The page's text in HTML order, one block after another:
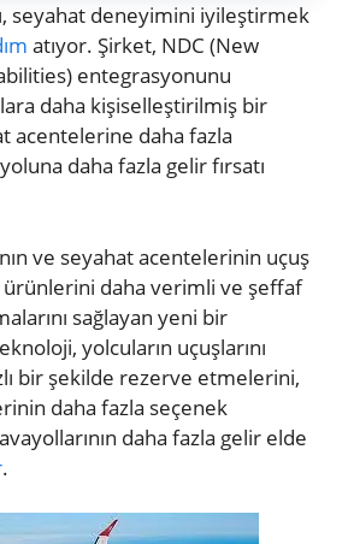
seyahat deneyimini iyileştirmek
atıyor. Şirket, NDC (New
entegrasyonunu
daha kişiselleştirilmiş bir
acentelerine daha fazla
daha fazla gelir fırsatı
ve seyahat acentelerinin uçuş
ürünlerini daha verimli ve şeffaf
sağlayan yeni bir
yolcuların uçuşlarını
bir şekilde rezerve etmelerini,
daha fazla seçenek
daha fazla gelir elde
.